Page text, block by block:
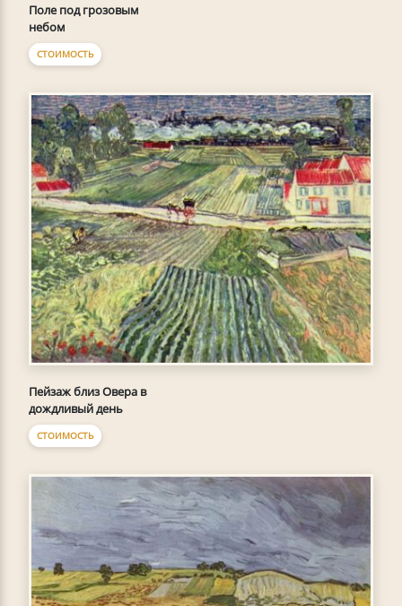
Поле под грозовым
небом
СТОИМОСТЬ
Пейзаж близ Овера в
дождливый день
СТОИМОСТЬ